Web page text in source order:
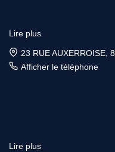
Lire plus
23 RUE AUXERROISE,
Afficher le téléphone
Lire plus